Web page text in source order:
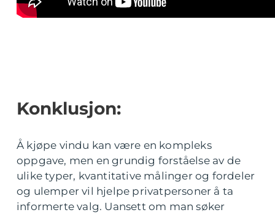
Konklusjon:
Å kjøpe vindu kan være en kompleks
oppgave, men en grundig forståelse av de
ulike typer, kvantitative målinger og fordeler
og ulemper vil hjelpe privatpersoner å ta
informerte valg. Uansett om man søker